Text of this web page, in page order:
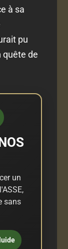
à sa
pu
quête de
un
sans